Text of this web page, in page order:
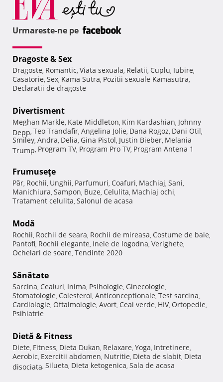
Urmareste-ne pe
Dragoste & Sex
Dragoste, Romantic, Viata sexuala, Relatii, Cuplu, Iubire,
Casatorie, Sex, Kama Sutra, Pozitii sexuale Kamasutra,
Declaratii de dragoste
Divertisment
Meghan Markle, Kate Middleton, Kim Kardashian, Johnny
Depp, Teo Trandafir, Angelina Jolie, Dana Rogoz, Dani Otil,
Smiley, Andra, Delia, Gina Pistol, Justin Bieber, Melania
Trump, Program TV, Program Pro TV, Program Antena 1
Frumuseţe
Păr, Rochii, Unghii, Parfumuri, Coafuri, Machiaj, Sani,
Manichiura, Sampon, Buze, Celulita, Machiaj ochi,
Tratament celulita, Salonul de acasa
Modă
Rochii, Rochii de seara, Rochii de mireasa, Costume de baie,
Pantofi, Rochii elegante, Inele de logodna, Verighete,
Ochelari de soare, Tendinte 2020
Sănătate
Sarcina, Ceaiuri, Inima, Psihologie, Ginecologie,
Stomatologie, Colesterol, Anticonceptionale, Test sarcina,
Cardiologie, Oftalmologie, Avort, Ceai verde, HIV, Ortopedie,
Psihiatrie
Dietă & Fitness
Diete, Fitness, Dieta Dukan, Relaxare, Yoga, Intretinere,
Aerobic, Exercitii abdomen, Nutritie, Dieta de slabit, Dieta
disociata, Silueta, Dieta ketogenica, Sala de acasa